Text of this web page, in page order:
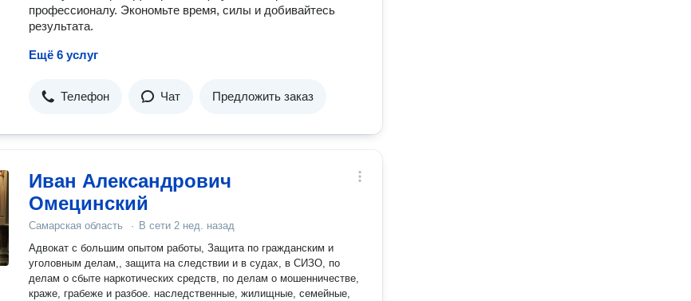
профессионалу. Экономьте время, силы и добивайтесь
результата.
Ещё 6 услуг
Телефон Чат Предложить заказ
Иван Александрович
Омецинский
Самарская область · В сети 2 нед. назад
Адвокат с большим опытом работы, Защита по гражданским и
уголовным делам,, защита на следствии и в судах, в СИЗО, по
делам о сбыте наркотических средств, по делам о мошенничестве,
краже, грабеже и разбое. наследственные, жилищные, семейные,